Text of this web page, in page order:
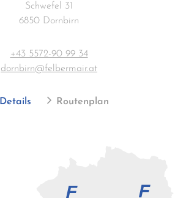
Schwefel 31
6850 Dornbirn
+43 5572-90 99 34
dornbirn@felbermair.at
Details Routenplan